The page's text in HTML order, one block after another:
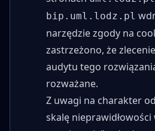
bip.uml.lodz.pl
narzędzie zgody na
zastrzeżono, że
audytu tego
rozważane.
Z uwagi na charakter
skalę